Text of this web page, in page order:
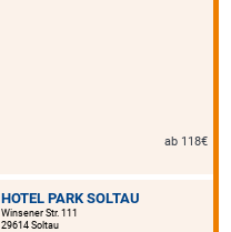
ab 118€
HOTEL PARK SOLTAU
Winsener Str. 111
29614 Soltau